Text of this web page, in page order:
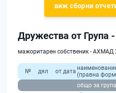
виж сборни
Дружества от Група
мажоритарен собственик -
№ дял от дата (правна
общо за